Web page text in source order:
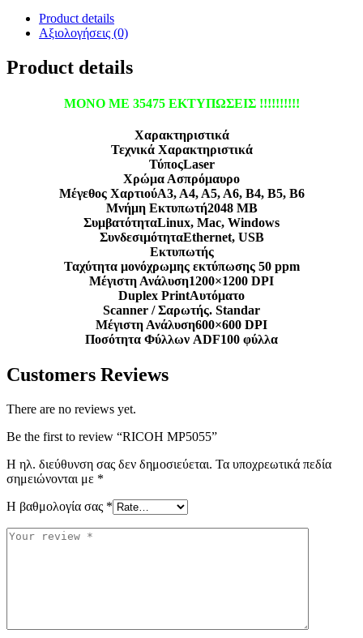
Product details
Αξιολογήσεις (0)
Product details
ΜΟΝΟ ΜΕ 35475 ΕΚΤΥΠΩΣΕΙΣ !!!!!!!!!!
Χαρακτηριστικά
Τεχνικά Χαρακτηριστικά
ΤύποςLaser
Χρώμα Ασπρόμαυρο
Μέγεθος ΧαρτιούA3, A4, A5, A6, B4, B5, B6
Μνήμη Εκτυπωτή2048 MB
ΣυμβατότηταLinux, Mac, Windows
ΣυνδεσιμότηταEthernet, USB
Εκτυπωτής
Ταχύτητα μονόχρωμης εκτύπωσης 50 ppm
Μέγιστη Ανάλυση1200×1200 DPI
Duplex PrintΑυτόματο
Scanner / Σαρωτής. Standar
Μέγιστη Ανάλυση600×600 DPI
Ποσότητα Φύλλων ADF100 φύλλα
Customers Reviews
There are no reviews yet.
Be the first to review “RICOH MP5055”
Η ηλ. διεύθυνση σας δεν δημοσιεύεται. Τα υποχρεωτικά πεδία
σημειώνονται με *
Η βαθμολογία σας *